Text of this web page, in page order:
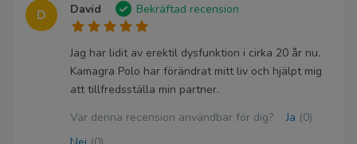
D David Bekräftad recension
Jag har lidit av erektil dysfunktion i cirka 20 år nu.
Kamagra Polo har förändrat mitt liv och hjälpt mig
att tillfredsställa min partner.
Var denna recension användbar för dig?
Ja (0)